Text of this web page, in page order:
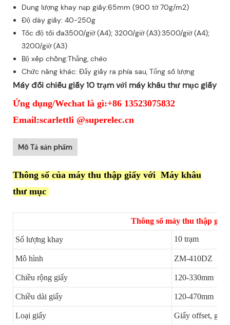
Dung lượng khay nạp giấy:65mm (900 tờ 70g/m2)
Độ dày giấy: 40-250g
Tốc độ tối đa3500/giờ (A4); 3200/giờ (A3):3500/giờ (A4);
3200/giờ (A3)
Bộ xếp chồng:Thẳng, chéo
Chức năng khác: Đẩy giấy ra phía sau, Tổng số lượng
Máy đối chiếu giấy 10 trạm với máy khâu thư mục giấy
Ứng dụng/Wechat là gì:+86 13523075832
Email:scarlettli @superelec.cn
Mô Tả sản phẩm
Thông số của máy thu thập giấy với Máy khâu
thư mục
Thông số máy thu thập giấy
Số lượng khay 10 trạm
Mô hình ZM-410DZ
Chiều rộng giấy 120-330mm
Chiều dài giấy 120-470mm
Loại giấy Giấy offset,